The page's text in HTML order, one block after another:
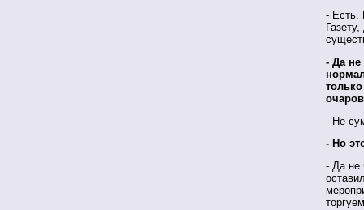
- Есть.
- Да не
- Не
- Но
- Да не